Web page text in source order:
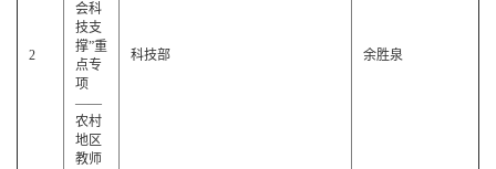
2
会科
技支
撑”重
点专
项
——
农村
地区
教师
科技部 余胜泉